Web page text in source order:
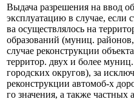
Выдача разрешения на ввод
эксплуатацию в случае, если
ва осуществлялось на
образований (муниц.
случае реконструкции
территор. двух и более
городских округов), за
реконструкции автомоб-х
го значения, а также частных